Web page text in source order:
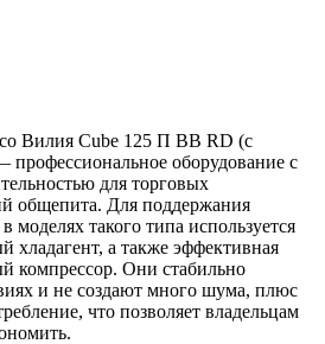
Вилия Cube 125 П ВВ RD (с
оборудование с
для торговых
общепита. Для поддержания
моделях такого типа используется
хладагент, а также эффективная
компрессор. Они стабильно
и не создают много шума, плюс
что позволяет владельцам